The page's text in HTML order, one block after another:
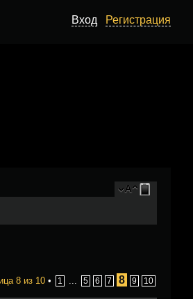
8 из 10 • 1 ... 5 6 7 8 9 10
Вход Регистрация